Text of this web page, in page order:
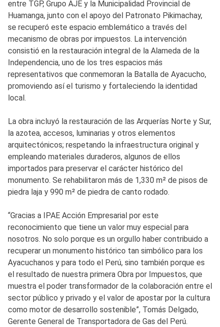
entre TGP, Grupo AJE y la Municipalidad Provincial de
Huamanga, junto con el apoyo del Patronato Pikimachay,
se recuperó este espacio emblemático a través del
mecanismo de obras por impuestos. La intervención
consistió en la restauración integral de la Alameda de la
Independencia, uno de los tres espacios más
representativos que conmemoran la Batalla de Ayacucho,
promoviendo así el turismo y fortaleciendo la identidad
local.
La obra incluyó la restauración de las Arquerías Norte y Sur,
la azotea, accesos, luminarias y otros elementos
arquitectónicos; respetando la infraestructura original y
empleando materiales duraderos, algunos de ellos
importados para preservar el carácter histórico del
monumento. Se rehabilitaron más de 1,330 m² de pisos de
piedra laja y 990 m² de piedra de canto rodado.
“Gracias a IPAE Acción Empresarial por este
reconocimiento que tiene un valor muy especial para
nosotros. No solo porque es un orgullo haber contribuido a
recuperar un monumento histórico tan simbólico para los
Ayacuchanos y para todo el Perú, sino también porque es
el resultado de nuestra primera Obra por Impuestos, que
muestra el poder transformador de la colaboración entre el
sector público y privado y el valor de apostar por la cultura
como motor de desarrollo sostenible”, Tomás Delgado,
Gerente General de Transportadora de Gas del Perú.